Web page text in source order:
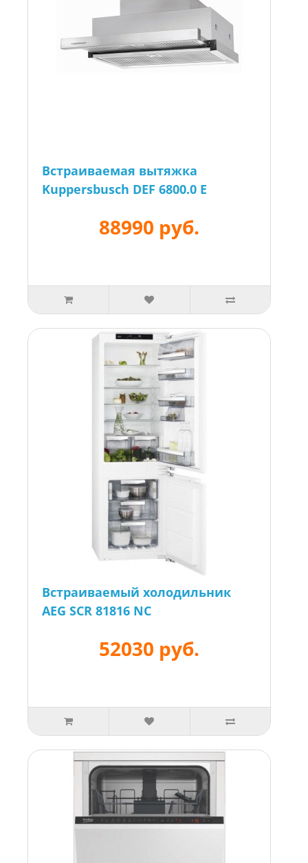
Встраиваемая вытяжка
Kuppersbusch DEF 6800.0 E
88990 руб.
Встраиваемый холодильник
AEG SCR 81816 NC
52030 руб.